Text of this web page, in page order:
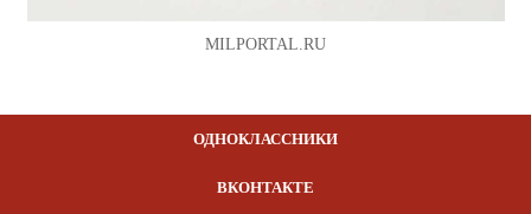
MILPORTAL.RU
ОДНОКЛАССНИКИ
ВКОНТАКТЕ